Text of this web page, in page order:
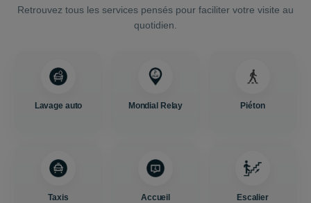
Retrouvez tous les services pensés pour faciliter votre visite au
quotidien.
Lavage auto Mondial Relay Piéton
Taxis Accueil Escalier